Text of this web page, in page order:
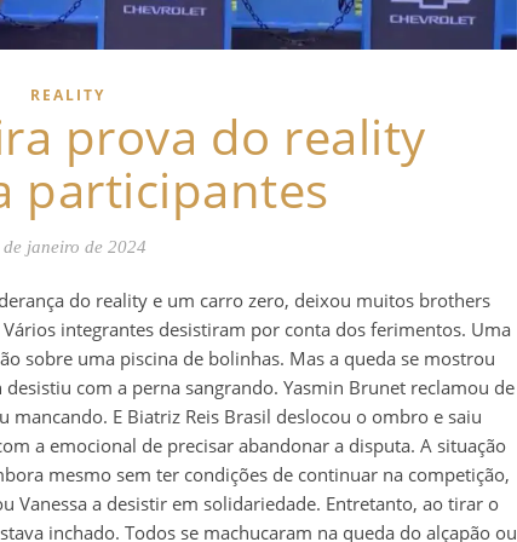
REALITY
prova do reality
participantes
janeiro de 2024
do reality e um carro zero, deixou muitos brothers
integrantes desistiram por conta dos ferimentos. Uma
sobre uma piscina de bolinhas. Mas a queda se mostrou
com a perna sangrando. Yasmin Brunet reclamou de
mancando. E Biatriz Reis Brasil deslocou o ombro e saiu
a emocional de precisar abandonar a disputa. A situação
mesmo sem ter condições de continuar na competição,
Vanessa a desistir em solidariedade. Entretanto, ao tirar o
inchado. Todos se machucaram na queda do alçapão ou